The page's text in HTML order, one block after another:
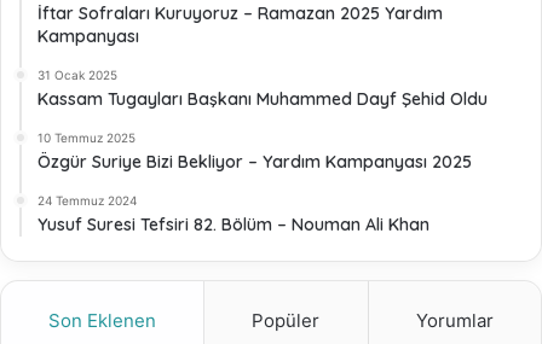
İftar Sofraları Kuruyoruz – Ramazan 2025 Yardım
Kampanyası
31 Ocak 2025
Kassam Tugayları Başkanı Muhammed Dayf Şehid Oldu
10 Temmuz 2025
Özgür Suriye Bizi Bekliyor – Yardım Kampanyası 2025
24 Temmuz 2024
Yusuf Suresi Tefsiri 82. Bölüm – Nouman Ali Khan
Son Eklenen Popüler Yorumlar